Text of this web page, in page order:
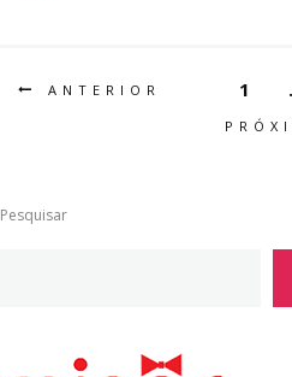
ANTERIOR 1
Pesquisar